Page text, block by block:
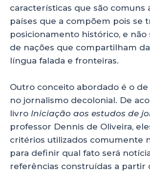
características que são comuns
países que a compõem pois se
posicionamento histórico, e
de nações que compartilham
língua falada e fronteiras.
Outro conceito abordado é o
no jornalismo decolonial. De
livro Iniciação aos estudos de
professor Dennis de Oliveira,
critérios utilizados comumente
para definir qual fato será
referências construídas a partir